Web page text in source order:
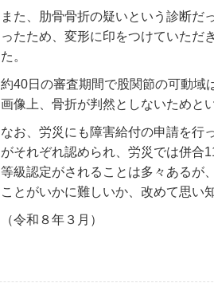
また、肋骨骨折の疑いという診断だ
ったため、変形に印をつけていただ
た。
約40日の審査期間で股関節の可動域
画像上、骨折が判然としないためと
なお、労災にも障害給付の申請を行
がそれぞれ認められ、労災では併合
等級認定がされることは多々あるが
ことがいかに難しいか、改めて思い
（令和８年３月）